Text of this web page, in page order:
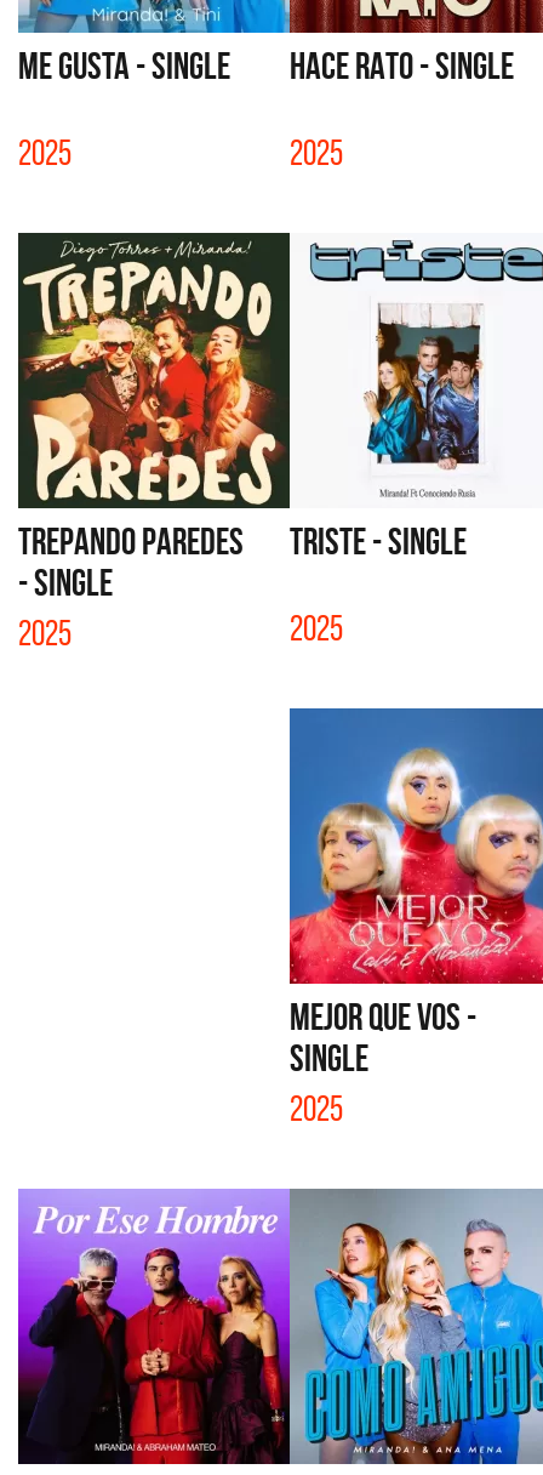
ME GUSTA - SINGLE
2025
HACE RATO - SINGLE
2025
TREPANDO PAREDES
- SINGLE
2025
TRISTE - SINGLE
2025
MEJOR QUE VOS -
SINGLE
2025